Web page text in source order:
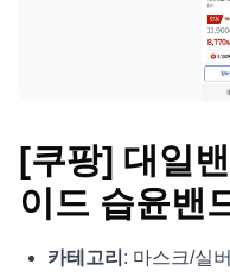
[쿠팡] 대일
이드 습윤밴
카테고리 : 마스크/실